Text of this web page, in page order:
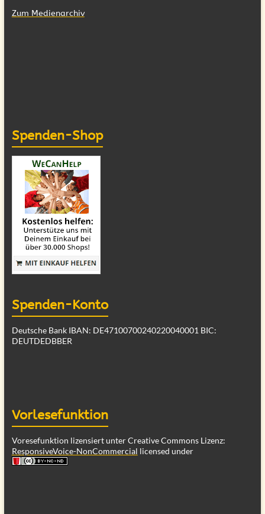
Zum Medienarchiv
Spenden-Shop
Spenden-Konto
Deutsche Bank IBAN: DE47100700240220040001 BIC:
DEUTDEDBBER
Vorlesefunktion
Voresefunktion lizensiert unter Creative Commons Lizenz:
ResponsiveVoice-NonCommercial licensed under